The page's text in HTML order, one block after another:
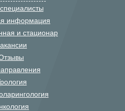
информация
и стационар